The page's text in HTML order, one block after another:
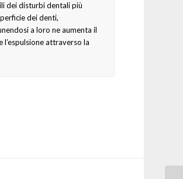
dei disturbi dentali più
dei denti,
a loro ne aumenta il
attraverso la